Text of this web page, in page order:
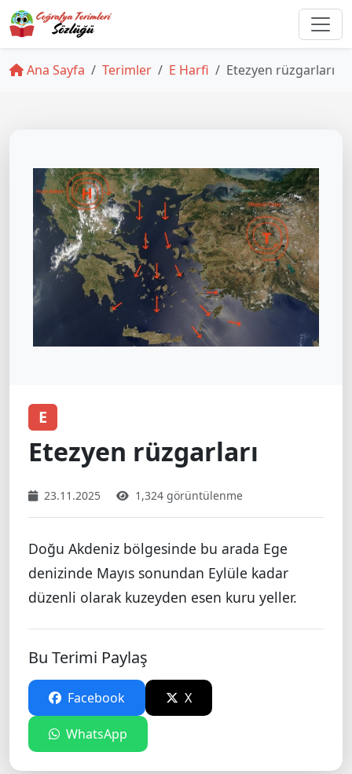
Ana Sayfa Terimler E Harfi Etezyen rüzgarları
E
Etezyen rüzgarları
23.11.2025 1,324 görüntülenme
Doğu Akdeniz bölgesinde bu arada Ege
denizinde Mayıs sonundan Eylüle kadar
düzenli olarak kuzeyden esen kuru yeller.
Bu Terimi Paylaş
Facebook X
WhatsApp